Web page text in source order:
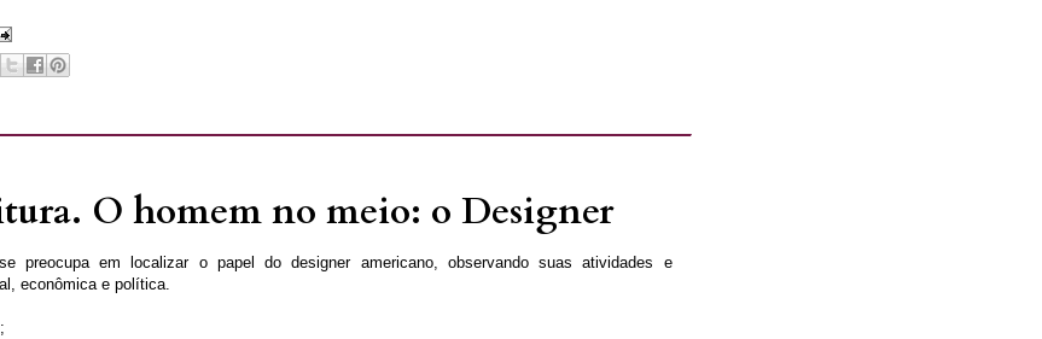
O homem no meio: o Designer
preocupa em localizar o papel do designer americano, observando suas atividades e
econômica e política.